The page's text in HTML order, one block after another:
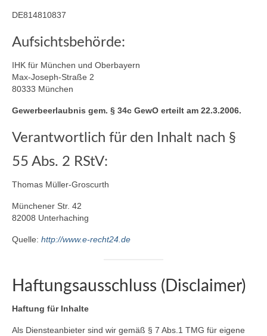
DE814810837
Aufsichtsbehörde:
IHK für München und Oberbayern
Max-Joseph-Straße 2
80333 München
Gewerbeerlaubnis gem. § 34c GewO erteilt am 22.3.2006.
Verantwortlich für den Inhalt nach §
55 Abs. 2 RStV:
Thomas Müller-Groscurth
Münchener Str. 42
82008 Unterhaching
Quelle: http://www.e-recht24.de
Haftungsausschluss (Disclaimer)
Haftung für Inhalte
Als Diensteanbieter sind wir gemäß § 7 Abs.1 TMG für eigene